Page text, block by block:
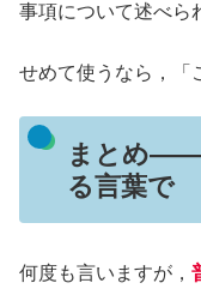
事項について述べら
せめて使うなら，「
まとめ――
る言葉で
何度も言いますが，